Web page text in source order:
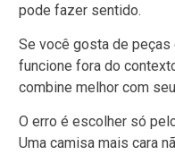
pode fazer sentido.
Se você gosta de
funcione fora do
combine melhor com
O erro é escolher só
Uma camisa mais cara